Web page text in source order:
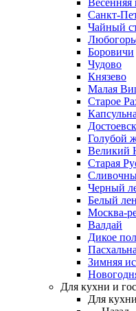
Весенняя
Санкт-
Чайный
Боровичи
Чудово
Князево
Малая
Старое
Голубой
Великий
Старая
Черный
Белый лен
Москва-
Валдай
Дикое
Зимняя
Для кухни и
Для